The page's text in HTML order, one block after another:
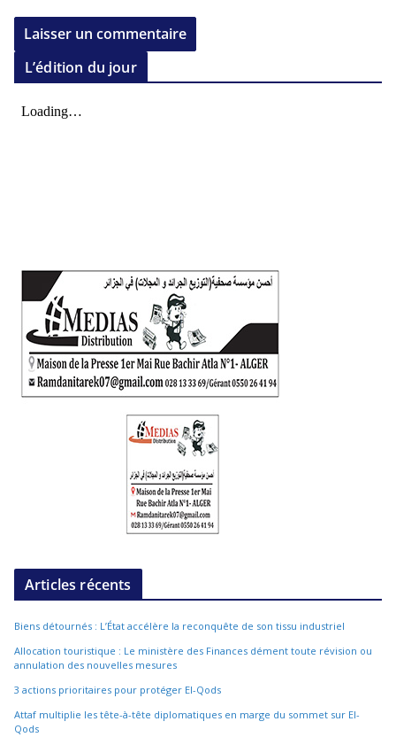
L’édition du jour
Articles récents
Biens détournés : L’État accélère la reconquête de son tissu industriel
Allocation touristique : Le ministère des Finances dément toute révision ou
annulation des nouvelles mesures
3 actions prioritaires pour protéger El-Qods
Attaf multiplie les tête-à-tête diplomatiques en marge du sommet sur El-
Qods